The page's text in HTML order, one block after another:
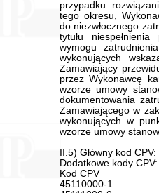
II.5) Główny kod
Dodatkowe kody CPV:
Kod CPV
45110000-1